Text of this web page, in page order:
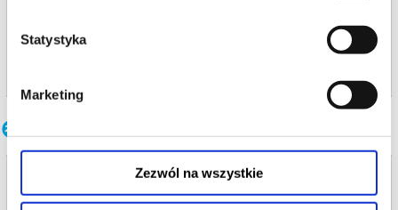
Statystyka
Marketing
Zezwól na wszystkie
Inne terminy
Wakacyjne zwiedzanie zakamarków NOSPR
09.08.2026 , g. 16:00